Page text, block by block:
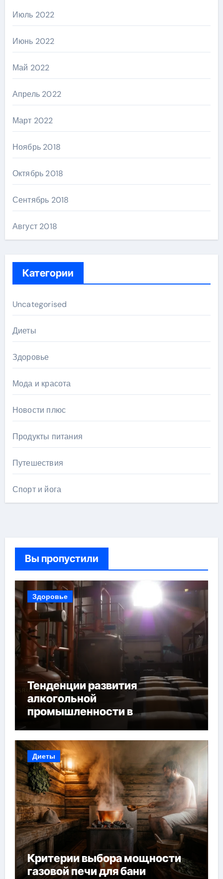
Июль 2022
Июнь 2022
Май 2022
Апрель 2022
Март 2022
Ноябрь 2018
Октябрь 2018
Сентябрь 2018
Август 2018
Категории
Uncategorised
Диеты
Здоровье
Мода и красота
Новости плюс
Продукты питания
Путешествия
Спорт и йога
Вы пропустили
Здоровье
Тенденции развития
алкогольной
промышленности в
Диеты
Критерии выбора мощности
газовой печи для бани